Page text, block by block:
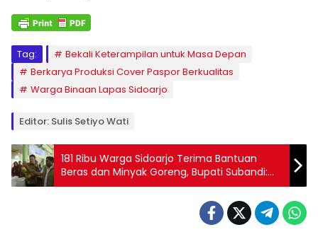
Tag:
Bekali Keterampilan untuk Masa Depan
Berkarya Produksi Cover Paspor Berkualitas
Warga Binaan Lapas Sidoarjo
Editor: Sulis Setiyo Wati
181 Ribu Warga Sidoarjo Terima Bantuan
Beras dan Minyak Goreng, Bupati Subandi:
Jangan Dijual, Konsumsi untuk Keluarga